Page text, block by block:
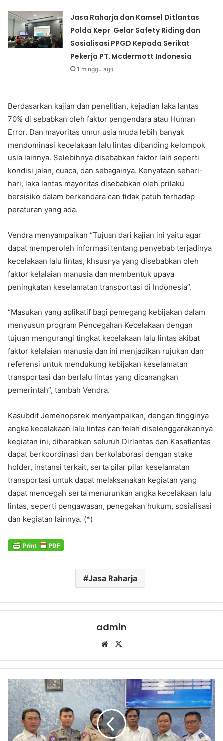
Jasa Raharja dan Kamsel Ditlantas
Polda Kepri Gelar Safety Riding dan
Sosialisasi PPGD Kepada Serikat
Pekerja PT. Mcdermott Indonesia
1 minggu ago
Berdasarkan kajian dan penelitian, kejadian laka lantas
70% di sebabkan oleh faktor pengendara atau Human
Error. Dan mayoritas umur usia muda lebih banyak
mendominasi kecelakaan lalu lintas dibanding kelompok
usia lainnya. Selebihnya disebabkan faktor lain seperti
kondisi jalan, cuaca, dan sebagainya. Kenyataan sehari-
hari, laka lantas mayoritas disebabkan oleh prilaku
bersisiko dalam berkendara dan tidak patuh terhadap
peraturan yang ada.
Vendra menyampaikan “Tujuan dari kajian ini yaitu agar
dapat memperoleh informasi tentang penyebab terjadinya
kecelakaan lalu lintas, khsusnya yang disebabkan oleh
faktor kelalaian manusia dan membentuk upaya
peningkatan keselamatan transportasi di Indonesia”.
“Masukan yang aplikatif bagi pemegang kebijakan dalam
menyusun program Pencegahan Kecelakaan dengan
tujuan mengurangi tingkat kecelakaan lalu lintas akibat
faktor kelalaian manusia dan ini menjadikan rujukan dan
referensi untuk mendukung kebijakan keselamatan
transportasi dan berlalu lintas yang dicanangkan
pemerintah”, tambah Vendra.
Kasubdit Jemenopsrek menyampaikan, dengan tingginya
angka kecelakaan lalu lintas dan telah diselenggarakannya
kegiatan ini, diharabkan seluruh Dirlantas dan Kasatlantas
dapat berkoordinasi dan berkolaborasi dengan stake
holder, instansi terkait, serta pilar pilar keselamatan
transportasi untuk dapat melaksanakan kegiatan yang
dapat mencegah serta menurunkan angka kecelakaan lalu
lintas, seperti pengawasan, penegakan hukum, sosialisasi
dan kegiatan lainnya. (*)
Jasa Raharja
admin
Website